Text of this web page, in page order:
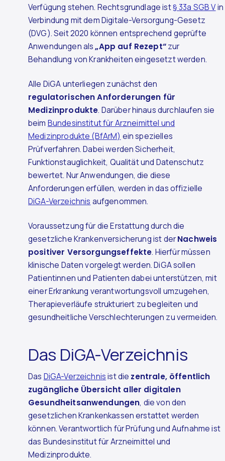
Verfügung stehen. Rechtsgrundlage ist§ 33a SGB Vin
Verbindung mit dem Digitale-Versorgung-Gesetz
(DVG). Seit 2020 können entsprechend geprüfte
Anwendungen als„App auf Rezept“zur
Behandlung von Krankheiten eingesetzt werden.
Alle DiGA unterliegen zunächst den
regulatorischen Anforderungen für
Medizinprodukte. Darüber hinaus durchlaufen sie
beim Bundesinstitut für Arzneimittel und
Medizinprodukte (BfArM) ein spezielles
Prüfverfahren. Dabei werden Sicherheit,
Funktionstauglichkeit, Qualität und Datenschutz
bewertet. Nur Anwendungen, die diese
Anforderungen erfüllen, werden in das offizielle
DiGA-Verzeichnis aufgenommen.
Voraussetzung für die Erstattung durch die
gesetzliche Krankenversicherung ist derNachweis
positiver Versorgungseffekte. Hierfür müssen
klinische Daten vorgelegt werden. DiGA sollen
Patientinnen und Patienten dabei unterstützen, mit
einer Erkrankung verantwortungsvoll umzugehen,
Therapieverläufe strukturiert zu begleiten und
gesundheitliche Verschlechterungen zu vermeiden.
Das DiGA-Verzeichnis
Das DiGA-Verzeichnisist die zentrale, öffentlich
zugängliche Übersicht aller digitalen
Gesundheitsanwendungen, die von den
gesetzlichen Krankenkassen erstattet werden
können. Verantwortlich für Prüfung und Aufnahme ist
das Bundesinstitut für Arzneimittel und
Medizinprodukte.